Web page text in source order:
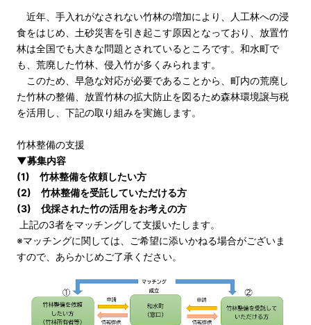
近年、手入れがなされない竹林の増加により、人工林への浸
食をはじめ、土砂災害を引き起こす原因となっており、放置竹
林は全国でも大きな問題とされているところです。和水町で
も、荒廃した竹林、侵入竹が多くみられます。
このため、早急な対応が必要であることから、町内の荒廃し
た竹林の整備、放置竹林の拡大防止を図るため森林環境譲与税
を活用し、下記の取り組みを実施します。
竹林整備の支援
▼募集内容
(1) 竹林整備を依頼したい方
(2) 竹林整備を受託していただける方
(3) 伐採された竹の活用をお考えの方
上記の3者をマッチングして支援いたします。
※マッチングに関しては、ご希望に添いかねる場合がございま
すので、あらかじめご了承ください。